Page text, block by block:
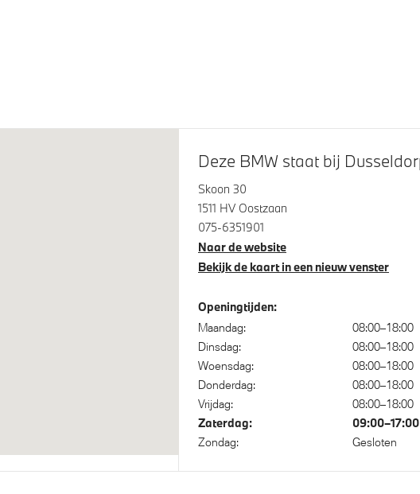
Buitenspiegels elektrisch inklapbaar
telefoonvoorbereiding
Steptronic transmissie met dubbele
koppeling
Deze BMW staat bij
Skoon 30
1511 HV Oostzaan
075-6351901
Naar de website
Bekijk de kaart in een nieuw venster
Openingtijden:
Maandag:
08:00–18:00
Dinsdag:
08:00–18:00
Woensdag:
08:00–18:00
Donderdag:
08:00–18:00
Vrijdag:
08:00–18:00
Zaterdag: 09:00–17:00
Zondag: Gesloten